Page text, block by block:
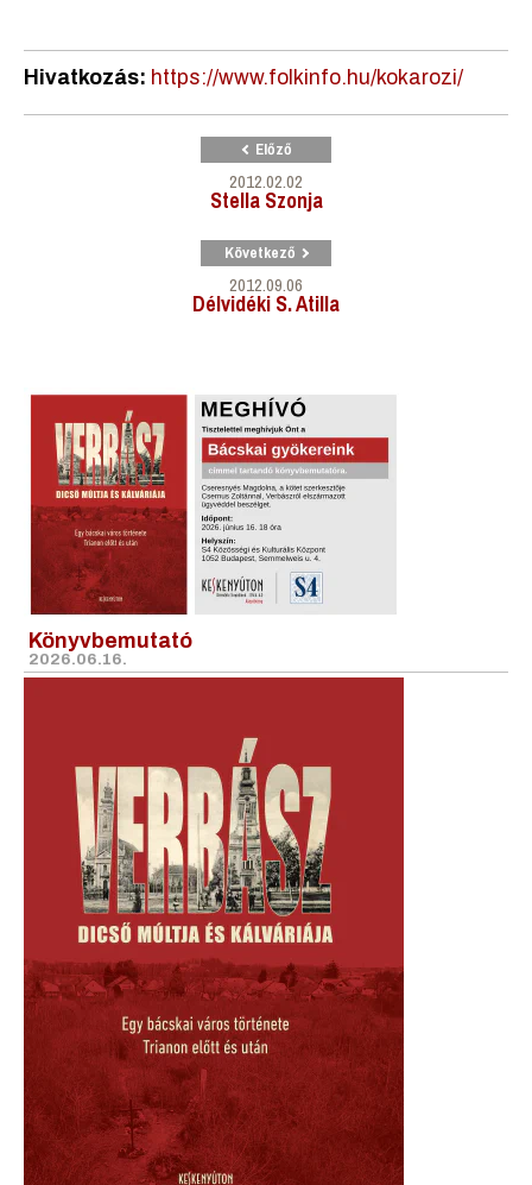
Hivatkozás: https://www.folkinfo.hu/kokarozi/
Előző
2012.02.02
Stella Szonja
Következő
2012.09.06
Délvidéki S. Atilla
Könyvbemutató
2026.06.16.